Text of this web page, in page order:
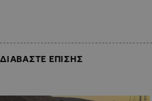
ΔΙΑΒΑΣΤΕ ΕΠΙΣΗΣ